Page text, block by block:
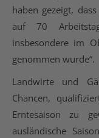
haben gezeigt,
auf 70
insbesondere im
genommen wurde“.
Landwirte und
Chancen,
Erntesaison zu
ausländische